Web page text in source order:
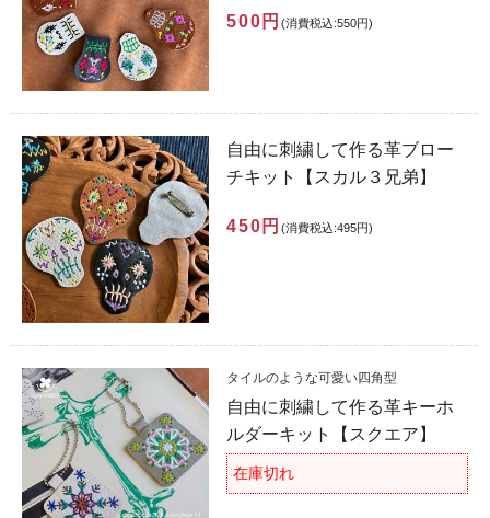
500円 (消費税込:550円)
自由に刺繍して作る革ブロー
チキット【スカル３兄弟】
450円 (消費税込:495円)
タイルのような可愛い四角型
自由に刺繍して作る革キーホ
ルダーキット【スクエア】
在庫切れ